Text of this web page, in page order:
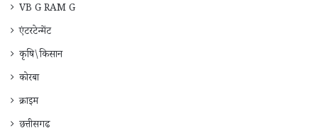
VB G RAM G
एंटरटेन्मेंट
कृषि\किसान
कोरबा
क्राइम